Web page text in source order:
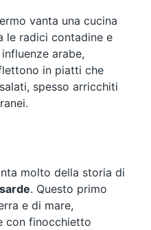
vanta una cucina
le radici contadine e
arabe,
in piatti che
spesso arricchiti
molto della storia di
. Questo primo
e di mare,
con finocchietto